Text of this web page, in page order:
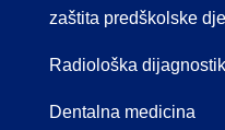
zaštita predškolske
Radiološka
Dentalna medicina